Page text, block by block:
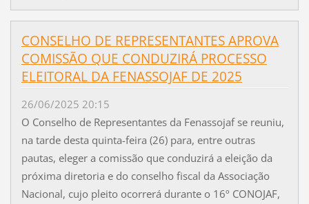
CONSELHO DE REPRESENTANTES APROVA
COMISSÃO QUE CONDUZIRÁ PROCESSO
ELEITORAL DA FENASSOJAF DE 2025
26/06/2025 20:15
O Conselho de Representantes da Fenassojaf se reuniu,
na tarde desta quinta-feira (26) para, entre outras
pautas, eleger a comissão que conduzirá a eleição da
próxima diretoria e do conselho fiscal da Associação
Nacional, cujo pleito ocorrerá durante o 16º CONOJAF,